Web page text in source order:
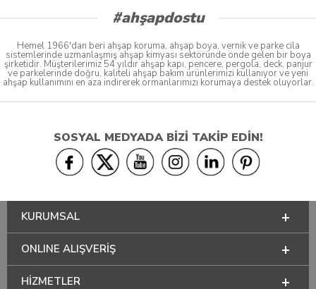
#ahşapdostu
Hemel 1966'dan beri ahşap koruma, ahşap boya, vernik ve parke cila
sistemlerinde uzmanlaşmış ahşap kimyası sektöründe önde gelen bir boya
şirketidir. Müşterilerimiz 54 yıldır ahşap kapı, pencere, pergola, deck, panjur
ve parkelerinde doğru, kaliteli ahşap bakım ürünlerimizi kullanıyor ve yeni
ahşap kullanımını en aza indirerek ormanlarımızı korumaya destek oluyorlar.
SOSYAL MEDYADA BİZİ TAKİP EDİN!
KURUMSAL
ONLINE ALIŞVERİŞ
HİZMETLER